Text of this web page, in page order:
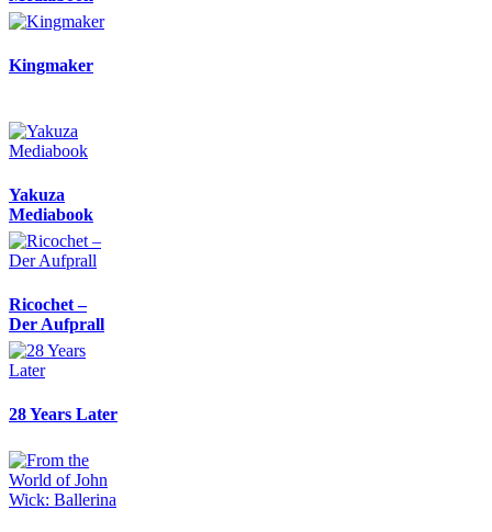
Kingmaker
Yakuza
Mediabook
Ricochet –
Der Aufprall
28 Years Later